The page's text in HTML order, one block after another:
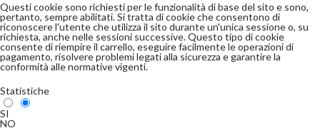
Questi cookie sono richiesti per le funzionalità di base del sito e sono,
pertanto, sempre abilitati. Si tratta di cookie che consentono di
riconoscere l'utente che utilizza il sito durante un'unica sessione o, su
richiesta, anche nelle sessioni successive. Questo tipo di cookie
consente di riempire il carrello, eseguire facilmente le operazioni di
pagamento, risolvere problemi legati alla sicurezza e garantire la
conformità alle normative vigenti.
Statistiche
SI
NO